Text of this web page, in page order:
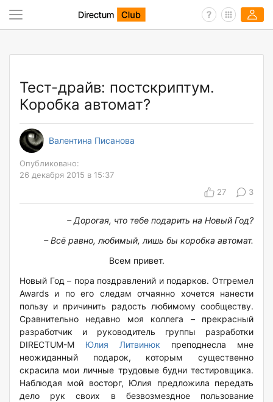
Тест-драйв: постскриптум.
Коробка автомат?
Валентина Писанова
Опубликовано:
26 декабря 2015 в 15:37
27
3
– Дорогая, что тебе подарить на Новый Год?
– Всё равно, любимый, лишь бы коробка автомат.
Всем привет.
Новый Год – пора поздравлений и подарков. Отгремел
Awards и по его следам отчаянно хочется нанести
пользу и причинить радость любимому сообществу.
Сравнительно недавно моя коллега – прекрасный
разработчик и руководитель группы разработки
DIRECTUM-M Юлия Литвинюк преподнесла мне
неожиданный подарок, которым существенно
скрасила мои личные трудовые будни тестировщика.
Наблюдая мой восторг, Юлия предложила передать
дело рук своих в безвозмездное пользование